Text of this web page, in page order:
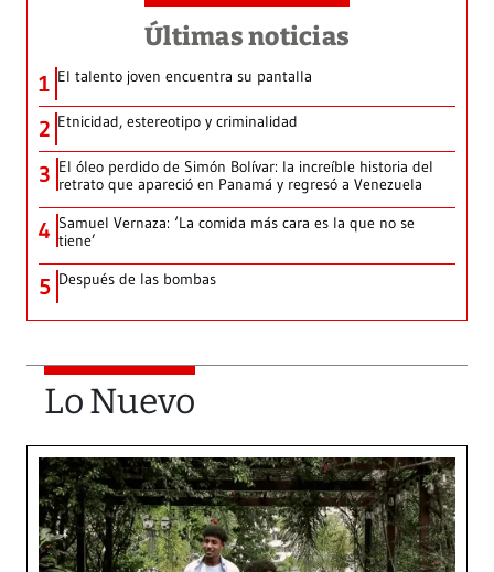
Últimas noticias
1 El talento joven encuentra su pantalla​
2 Etnicidad, estereotipo y criminalidad
3 El óleo perdido de Simón Bolívar: la increíble historia del
retrato que apareció en Panamá y regresó a Venezuela
4 Samuel Vernaza: ‘La comida más cara es la que no se
tiene’
5 Después de las bombas
Lo Nuevo